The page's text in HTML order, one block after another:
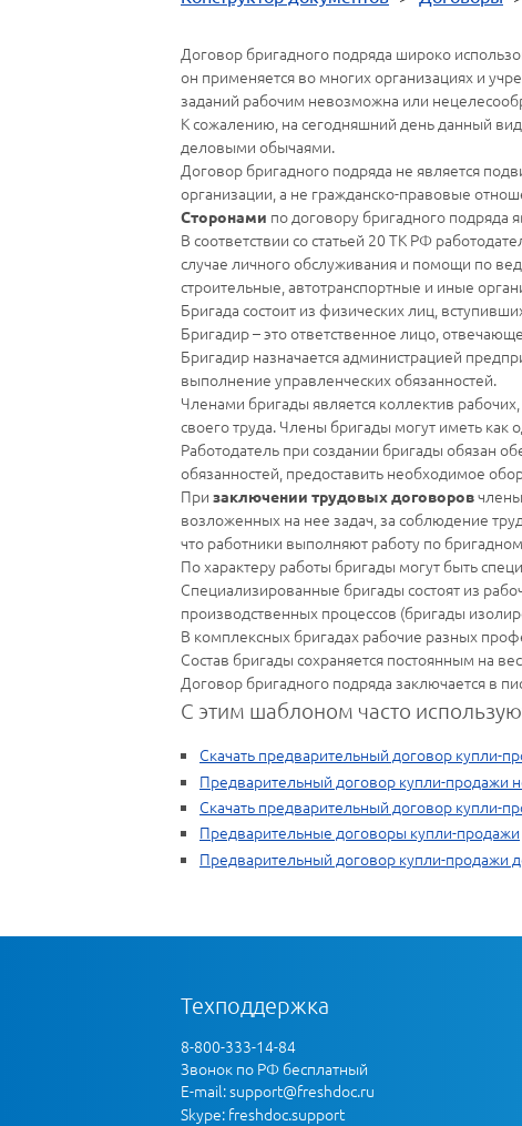
Договор бригадного подряда широко
он применяется во многих организациях и
заданий рабочим невозможна или
К сожалению, на сегодняшний день данный
деловыми обычаями.
Договор бригадного подряда не является
организации, а не гражданско-правовые
Сторонами по договору бригадного подряда
В соответствии со статьей 20 ТК РФ
случае личного обслуживания и помощи по
строительные, автотранспортные и иные
Бригада состоит из физических лиц,
Бригадир – это ответственное лицо,
Бригадир назначается администрацией
выполнение управленческих обязанностей.
Членами бригады является коллектив
своего труда. Члены бригады могут иметь
Работодатель при создании бригады обязан
обязанностей, предоставить необходимое
При заключении трудовых договоров
возложенных на нее задач, за соблюдение
что работники выполняют работу по
По характеру работы бригады могут быть
Специализированные бригады состоят из
производственных процессов (бригады
В комплексных бригадах рабочие разных
Состав бригады сохраняется постоянным на
Договор бригадного подряда заключается в
С этим шаблоном часто
Скачать предварительный договор купли-
Предварительный договор купли-продажи
Скачать предварительный договор купли-
Предварительные договоры купли-продажи
Предварительный договор купли-продажи
Техподдержка
8-800-333-14-84
Звонок по РФ бесплатный
E-mail:support@freshdoc.ru
Skype: freshdoc.support